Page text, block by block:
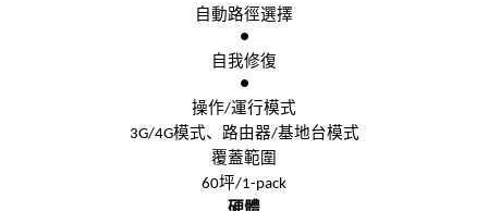
自動路徑選擇
●
自我修復
●
操作/運行模式
3G/4G模式、路由器/基地台模式
覆蓋範圍
60坪/1-pack
硬體